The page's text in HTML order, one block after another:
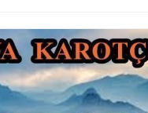
Karot